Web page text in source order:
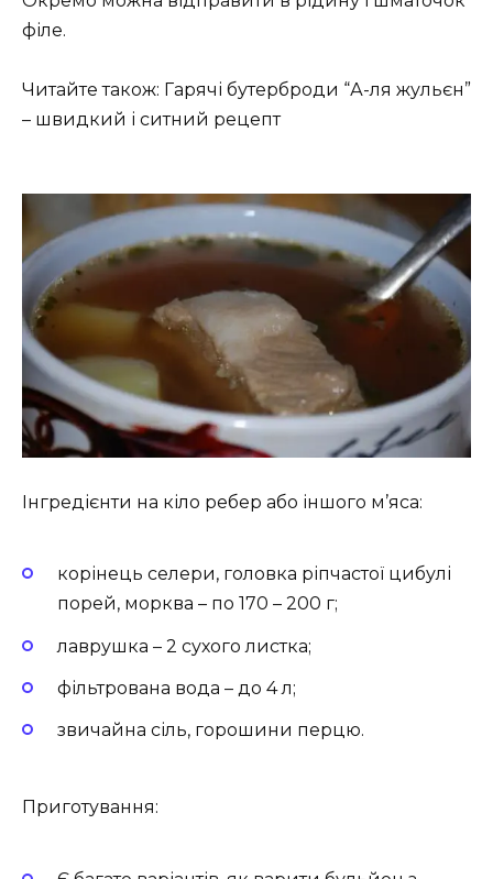
філе.
Читайте також: Гарячі бутерброди “А-ля жульєн”
– швидкий і ситний рецепт
Інгредієнти на кіло ребер або іншого м’яса:
корінець селери, головка ріпчастої цибулі
порей, морква – по 170 – 200 г;
лаврушка – 2 сухого листка;
фільтрована вода – до 4 л;
звичайна сіль, горошини перцю.
Приготування: